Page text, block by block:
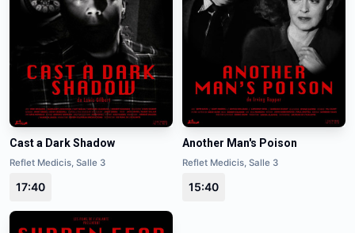
Cast a Dark Shadow
Reflet Medicis, Salle 3
17:40
Another Man's Poison
Reflet Medicis, Salle 3
15:40